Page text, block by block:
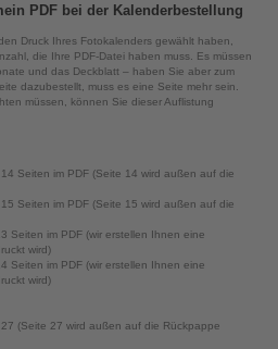
PDF bei der Kalenderbestellung
Druck Ihres Fotokalenders gewählt haben,
die Ihre PDF-Datei haben muss. Es müssen
und das Deckblatt – haben Sie aber zum
dazubestellt, muss es eine Seite mehr sein.
müssen, können Sie dieser Auflistung
Seiten im PDF (Seite 14 wird außen auf die
Seiten im PDF (Seite 15 wird außen auf die
Seiten im PDF (wir erstellen Ihnen eine
wird)
Seiten im PDF (wir erstellen Ihnen eine
wird)
(Seite 27 wird außen auf die Rückpappe